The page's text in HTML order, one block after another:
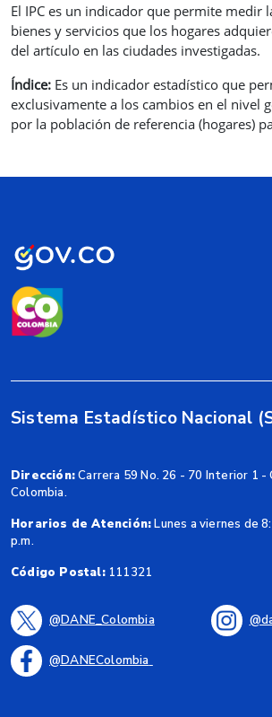
El IPC es un indicador que permite
bienes y servicios que los hogares
del artículo en las ciudades investigadas.
Índice: Es un indicador estadístico que
exclusivamente a los cambios en el nivel
por la población de referencia (hogares)
Sistema Estadístico Nacional
Dirección:Carrera 59 No. 26 - 70 Interior 1 -
Colombia.
Horarios de Atención:Lunes a viernes de
p.m.
Código Postal:111321
@DANE_Colombia
@DANEColombia